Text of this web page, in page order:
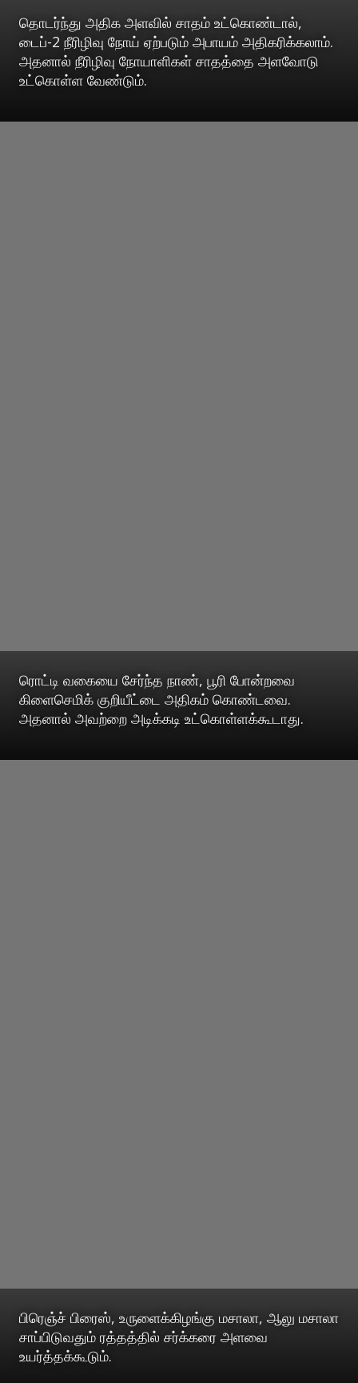
தொடர்ந்து அதிக அளவில் சாதம் உட்கொண்டால்,
டைப்-2 நீரிழிவு நோய் ஏற்படும் அபாயம் அதிகரிக்கலாம்.
அதனால் நீரிழிவு நோயாளிகள் சாதத்தை அளவோடு
உட்கொள்ள வேண்டும்.
ரொட்டி வகையை சேர்ந்த நாண், பூரி போன்றவை
கிளைசெமிக் குறியீட்டை அதிகம் கொண்டவை.
அதனால் அவற்றை அடிக்கடி உட்கொள்ளக்கூடாது.
பிரெஞ்ச் பிரைஸ், உருளைக்கிழங்கு மசாலா, ஆலு மசாலா
சாப்பிடுவதும் ரத்தத்தில் சர்க்கரை அளவை
உயர்த்தக்கூடும்.